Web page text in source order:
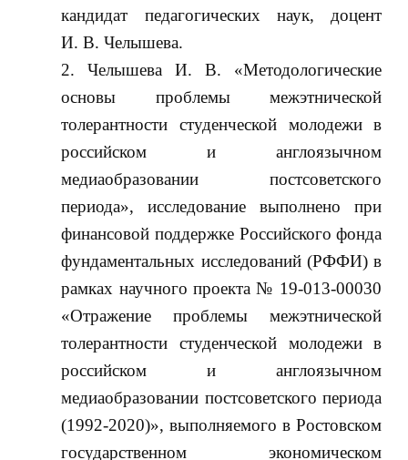
кандидат педагогических наук, доцент
И. В. Челышева.
Челышева И. В. «Методологические
основы проблемы межэтнической
толерантности студенческой молодежи в
российском и англоязычном
медиаобразовании постсоветского
периода», исследование выполнено при
финансовой поддержке Российского фонда
фундаментальных исследований (РФФИ) в
рамках научного проекта № 19-013-00030
«Отражение проблемы межэтнической
толерантности студенческой молодежи в
российском и англоязычном
медиаобразовании постсоветского периода
(1992-2020)», выполняемого в Ростовском
государственном экономическом